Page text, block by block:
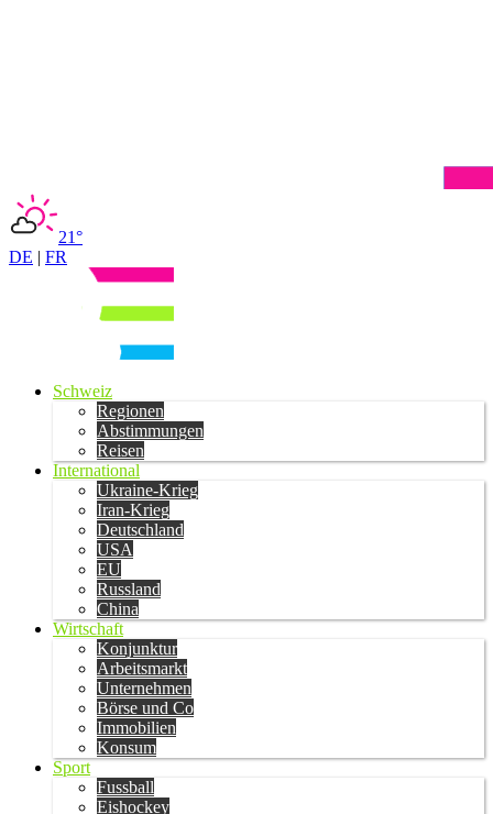
21°
DE | FR
Schweiz
Regionen
Abstimmungen
Reisen
International
Ukraine-Krieg
Iran-Krieg
Deutschland
USA
EU
Russland
China
Wirtschaft
Konjunktur
Arbeitsmarkt
Unternehmen
Börse und Co
Immobilien
Konsum
Sport
Fussball
Eishockey